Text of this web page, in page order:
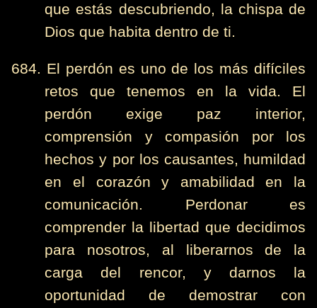
que estás descubriendo, la chispa de
Dios que habita dentro de ti.
684. El perdón es uno de los más difíciles
retos que tenemos en la vida. El
perdón exige paz interior,
comprensión y compasión por los
hechos y por los causantes, humildad
en el corazón y amabilidad en la
comunicación. Perdonar es
comprender la libertad que decidimos
para nosotros, al liberarnos de la
carga del rencor, y darnos la
oportunidad de demostrar con